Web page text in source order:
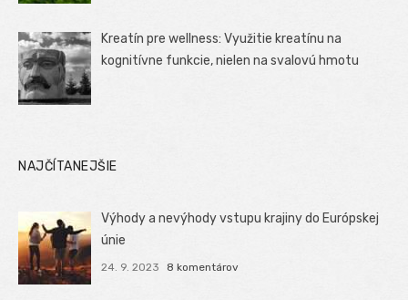
Kreatín pre wellness: Využitie kreatínu na
kognitívne funkcie, nielen na svalovú hmotu
NAJČÍTANEJŠIE
Výhody a nevýhody vstupu krajiny do Európskej
únie
24. 9. 2023 8 komentárov